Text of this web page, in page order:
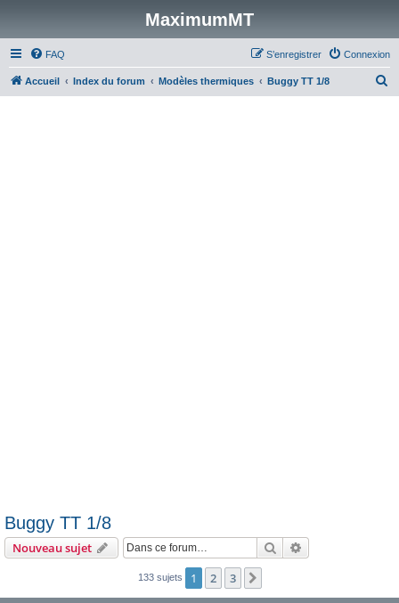
MaximumMT
FAQ Connexion
S’enregistrer
Accueil Index du forum Modèles thermiques Buggy TT 1/8
Buggy TT 1/8
Nouveau sujet Rechercher
133 sujets 1 2 3